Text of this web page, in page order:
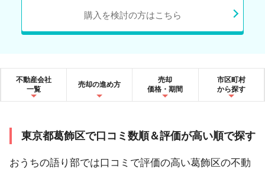
購入を検討の方はこちら
不動産会社
一覧
売却の進め方
売却
価格・期間
市区町村
から探す
東京都葛飾区で口コミ数順＆評価が高い順で探す
おうちの語り部では口コミで評価の高い葛飾区の不動